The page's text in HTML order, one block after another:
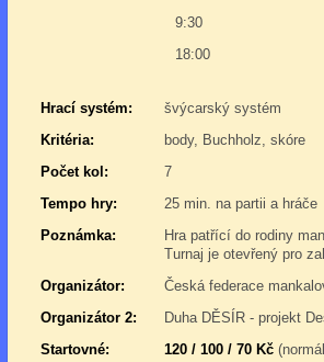
9:30
18:00
Hrací systém:
švýcarský systém
Kritéria:
body, Buchholz, skóre
Počet kol:
7
Tempo hry:
25 min. na partii a hráče
Poznámka:
Hra patřící do rodiny
Turnaj je otevřený pro
Organizátor:
Česká federace
Organizátor 2:
Duha DĚSÍR - projekt
Startovné:
120 / 100 / 70 Kč